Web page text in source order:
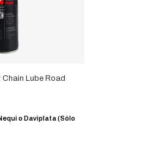
Lube Road
o Daviplata (Sólo